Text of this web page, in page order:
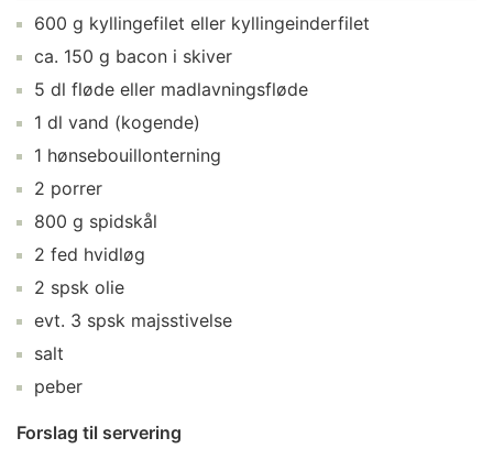
600 g kyllingefilet eller kyllingeinderfilet
ca. 150 g bacon i skiver
5 dl fløde eller madlavningsfløde
1 dl vand (kogende)
1 hønsebouillonterning
2 porrer
800 g spidskål
2 fed hvidløg
2 spsk olie
evt. 3 spsk majsstivelse
salt
peber
Forslag til servering